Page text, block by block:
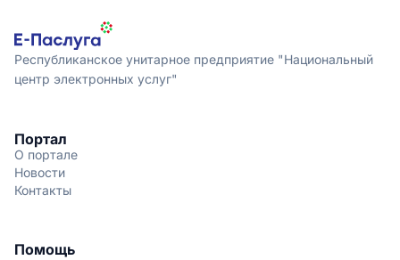
Республиканское унитарное предприятие "Национальный
центр электронных услуг"
Портал
О портале
Новости
Контакты
Помощь